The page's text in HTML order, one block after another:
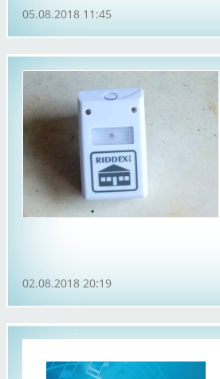
05.08.2018 11:45
02.08.2018 20:19